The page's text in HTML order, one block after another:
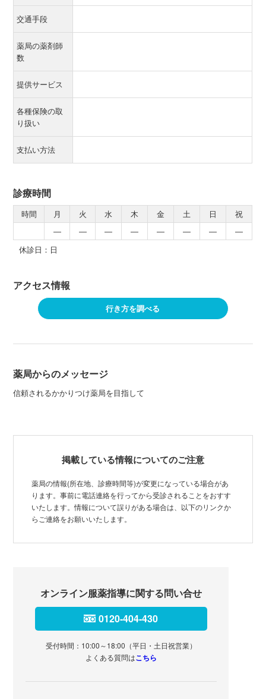
交通手段
薬局の薬剤師
数
提供サービス
各種保険の取
り扱い
支払い方法
診療時間
時間 月 火 水 木 金 土 日
祝
―
― ― ― ― ― ―
―
休診日：日
アクセス情報
行き方を調べる
薬局からのメッセージ
信頼されるかかりつけ薬局を目指して
掲載している情報についてのご注意
薬局の情報(所在地、診療時間等)が変更になっている場合があ
ります。事前に電話連絡を行ってから受診されることをおすす
いたします。情報について誤りがある場合は、以下のリンクか
らご連絡をお願いいたします。
オンライン服薬指導に関する問い合せ
0120-404-430
受付時間：10:00～18:00（平日・土日祝営業）
よくある質問はこちら